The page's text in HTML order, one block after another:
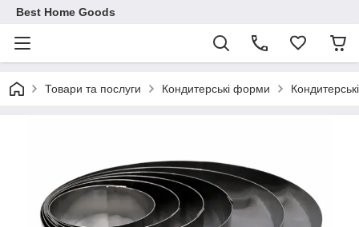
Best Home Goods
Товари та послуги Кондитерські форми